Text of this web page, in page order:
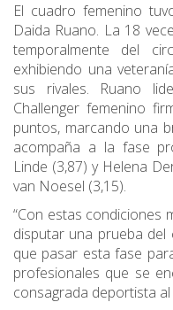
El cuadro femenino
Daida Ruano. La 18
temporalmente del
exhibiendo una
sus rivales. Ruano
Challenger femenino
puntos, marcando una
acompaña a la fase
Linde (3,87) y Helena
van Noesel (3,15).
“Con estas condiciones
disputar una prueba
que pasar esta fase
profesionales que se
consagrada deportista al